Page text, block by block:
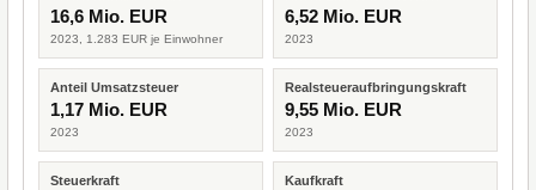
16,6 Mio. EUR
2023, 1.283 EUR je Einwohner
6,52 Mio. EUR
2023
Anteil Umsatzsteuer
1,17 Mio. EUR
2023
Realsteueraufbringungskraft
9,55 Mio. EUR
2023
Steuerkraft Kaufkraft